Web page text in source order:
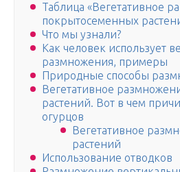
Таблица «Вегетативное
покрытосеменных
Что мы узнали?
Как человек использует
размножения, примеры
Природные способы
Вегетативное
растений. Вот в чем
огурцов
Вегетативное
растений
Использование отводков